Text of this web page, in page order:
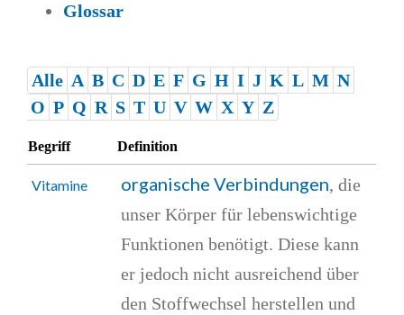
Glossar
Alle A B C D E F G H I J K L M N
O P Q R S T U V W X Y Z
Begriff Definition
Vitamine organische Verbindungen, die
unser Körper für lebenswichtige
Funktionen benötigt. Diese kann
er jedoch nicht ausreichend über
den Stoffwechsel herstellen und